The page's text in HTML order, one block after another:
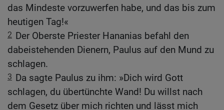
das Mindeste vorzuwerfen habe, und das bis zum
heutigen Tag!«
2 Der Oberste Priester Hananias befahl den
dabeistehenden Dienern, Paulus auf den Mund zu
schlagen.
3 Da sagte Paulus zu ihm: »Dich wird Gott
schlagen, du übertünchte Wand! Du willst nach
dem Gesetz über mich richten und lässt mich